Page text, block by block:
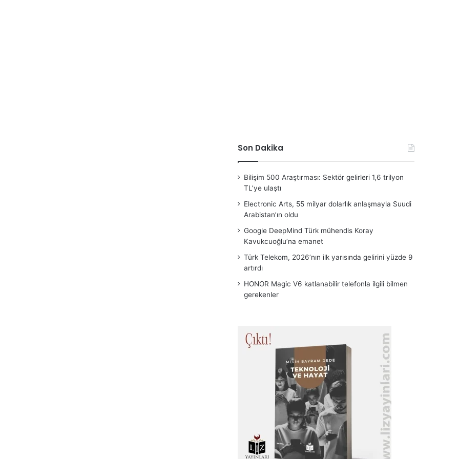
Son Dakika
Bilişim 500 Araştırması: Sektör gelirleri 1,6 trilyon
TL’ye ulaştı
Electronic Arts, 55 milyar dolarlık anlaşmayla Suudi
Arabistan’ın oldu
Google DeepMind Türk mühendis Koray
Kavukcuoğlu’na emanet
Türk Telekom, 2026’nın ilk yarısında gelirini yüzde 9
artırdı
HONOR Magic V6 katlanabilir telefonla ilgili bilmen
gerekenler